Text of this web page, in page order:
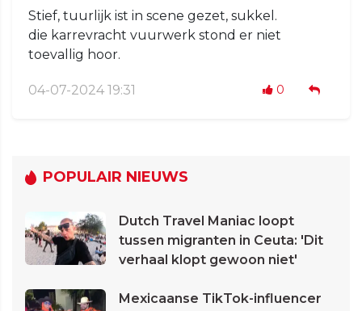
Stief, tuurlijk ist in scene gezet, sukkel.
die karrevracht vuurwerk stond er niet
toevallig hoor.
04-07-2024 19:31 0
POPULAIR NIEUWS
Dutch Travel Maniac loopt
tussen migranten in Ceuta: 'Dit
verhaal klopt gewoon niet'
Mexicaanse TikTok-influencer